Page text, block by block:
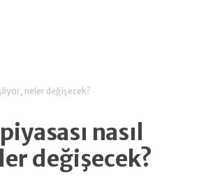
neler değişecek?
nasıl
değişecek?